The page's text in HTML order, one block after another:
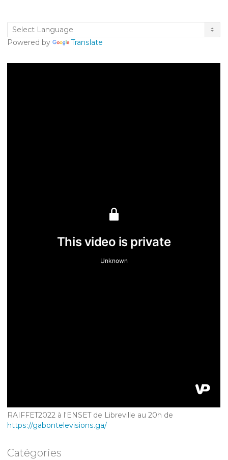
Powered by Translate
RAIFFET2022 à l'ENSET de Libreville au 20h de
https://gabontelevisions.ga/
Catégories